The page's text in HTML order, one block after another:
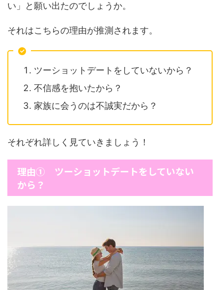
い」と願い出たのでしょうか。
それはこちらの理由が推測されます。
ツーショットデートをしていないから？
不信感を抱いたから？
家族に会うのは不誠実だから？
それぞれ詳しく見ていきましょう！
理由① ツーショットデートをしていない
から？